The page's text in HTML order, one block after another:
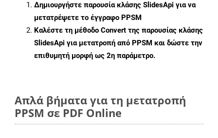
Δημιουργήστε παρουσία κλάσης SlidesApi για να
μετατρέψετε το έγγραφο PPSM
Καλέστε τη μέθοδο Convert της παρουσίας κλάσης
SlidesApi για μετατροπή από PPSM και δώστε την
επιθυμητή μορφή ως 2η παράμετρο.
Απλά βήματα για τη μετατροπή
PPSM σε PDF Online